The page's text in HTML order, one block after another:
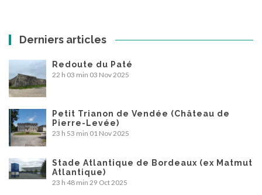
Derniers articles
Redoute du Paté
22 h 03 min 03 Nov 2025
Petit Trianon de Vendée (Château de
Pierre-Levée)
23 h 53 min 01 Nov 2025
Stade Atlantique de Bordeaux (ex Matmut
Atlantique)
23 h 48 min 29 Oct 2025